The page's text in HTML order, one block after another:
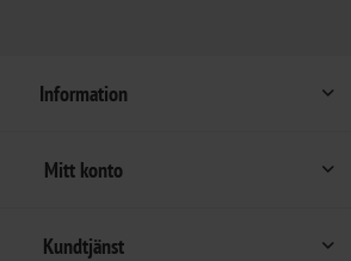
Information
Mitt konto
Kundtjänst